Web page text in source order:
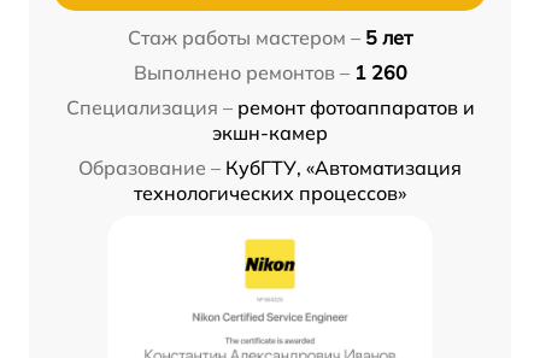
Стаж работы мастером – 5 лет
Выполнено ремонтов – 1 260
Специализация – ремонт фотоаппаратов и
экшн-камер
Образование – КубГТУ, «Автоматизация
технологических процессов»